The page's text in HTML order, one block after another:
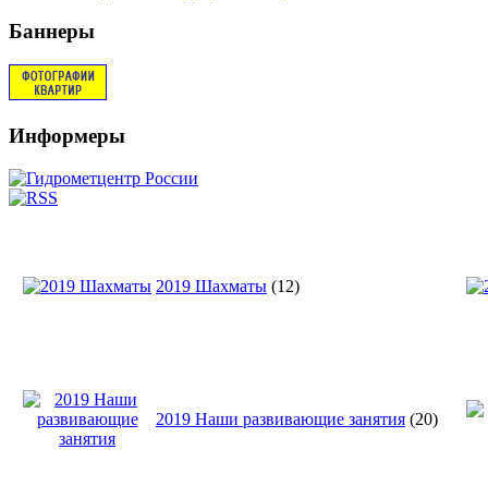
Баннеры
Информеры
2019 Шахматы (12)
2019 Наши развивающие занятия (20)